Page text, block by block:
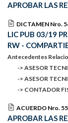
APROBAR LAS
DICTAMEN Nro.
LIC PUB 03/19
RW -
Antecedentes
-> ASESOR
-> ASESOR
-> CONTADOR
ACUERDO Nro.
APROBAR LAS